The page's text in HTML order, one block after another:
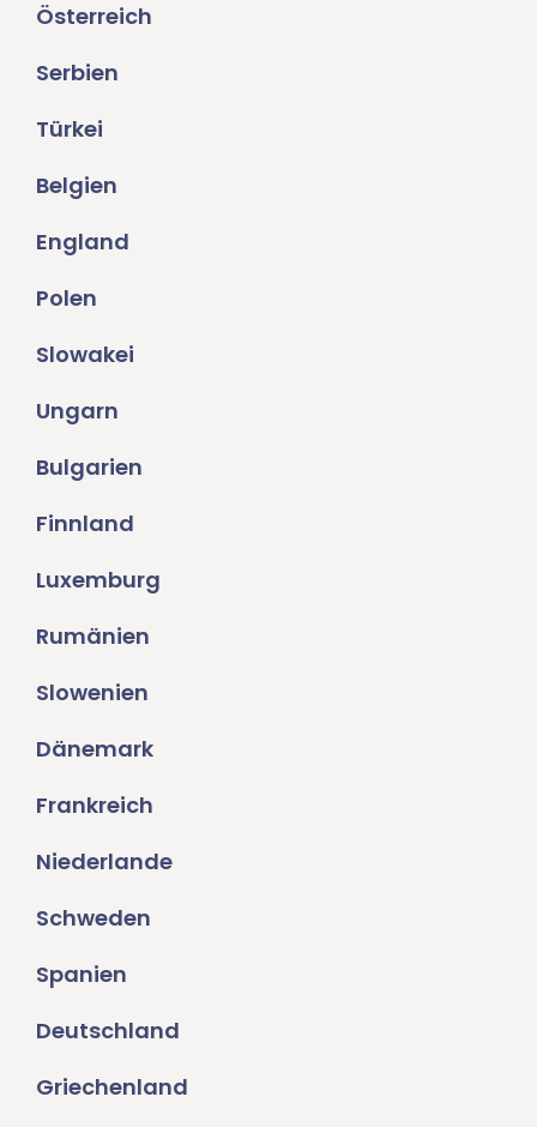
Österreich
Serbien
Türkei
Belgien
England
Polen
Slowakei
Ungarn
Bulgarien
Finnland
Luxemburg
Rumänien
Slowenien
Dänemark
Frankreich
Niederlande
Schweden
Spanien
Deutschland
Griechenland